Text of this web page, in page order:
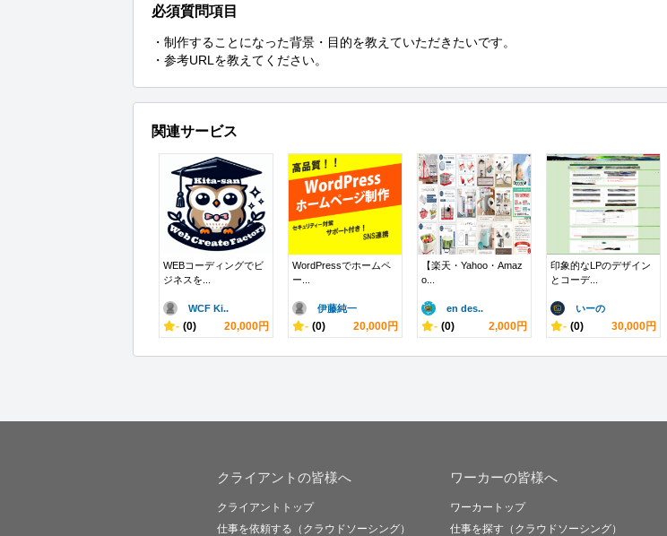
必須質問項目
・制作することになった背景・目的を教えていただきたいです。
・参考URLを教えてください。
関連サービス
WEBコーディングでビ
ジネスを...
WCF Ki..
- (0) 20,000円
WordPressでホームペ
ー...
伊藤純一
- (0) 20,000円
【楽天・Yahoo・Amaz
o...
en des..
- (0) 2,000円
印象的なLPのデザイン
とコーデ...
いーの
- (0) 30,000円
クライアントの皆様へ
クライアントトップ
仕事を依頼する（クラウドソーシング）
ワーカーの皆様へ
ワーカートップ
仕事を探す（クラウドソーシング）